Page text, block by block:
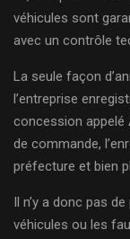
véhicules sont
avec un contrôle
La seule façon
l’entreprise
concession
de commande,
préfecture et bien
Il n’y a donc pas
véhicules ou les